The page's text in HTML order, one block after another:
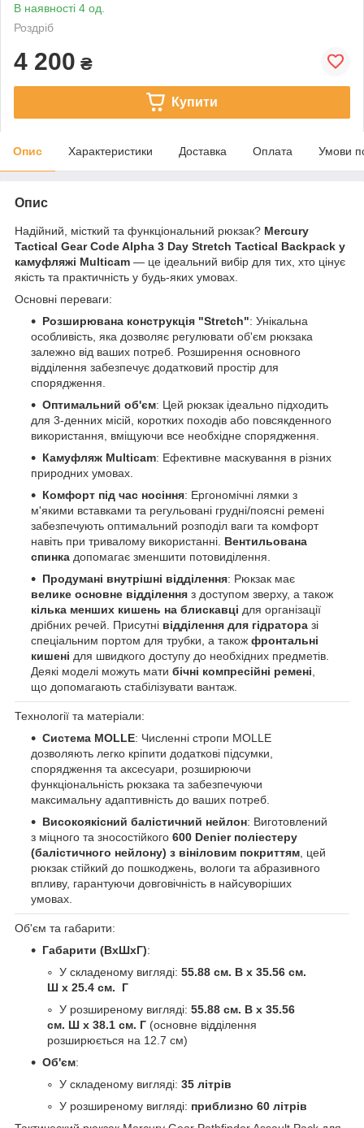
В наявності 4 од.
Роздріб
4 200 ₴
Купити
Опис Характеристики Доставка Оплата Умови
Опис
Надійний, місткий та функціональний рюкзак? Mercury
Tactical Gear Code Alpha 3 Day Stretch Tactical Backpack у
камуфляжі Multicam — це ідеальний вибір для тих, хто цінує
якість та практичність у будь-яких умовах.
Основні переваги:
Розширювана конструкція "Stretch": Унікальна
особливість, яка дозволяє регулювати об'єм рюкзака
залежно від ваших потреб. Розширення основного
відділення забезпечує додатковий простір для
спорядження.
Оптимальний об'єм: Цей рюкзак ідеально підходить
для 3-денних місій, коротких походів або повсякденного
використання, вміщуючи все необхідне спорядження.
Камуфляж Multicam: Ефективне маскування в різних
природних умовах.
Комфорт під час носіння: Ергономічні лямки з
м'якими вставками та регульовані грудні/поясні ремені
забезпечують оптимальний розподіл ваги та комфорт
навіть при тривалому використанні. Вентильована
спинка допомагає зменшити потовиділення.
Продумані внутрішні відділення: Рюкзак має
велике основне відділення з доступом зверху, а також
кілька менших кишень на блискавці для організації
дрібних речей. Присутні відділення для гідратора зі
спеціальним портом для трубки, а також фронтальні
кишені для швидкого доступу до необхідних предметів.
Деякі моделі можуть мати бічні компресійні ремені
що допомагають стабілізувати вантаж.
Технології та матеріали:
Система MOLLE: Численні стропи MOLLE
дозволяють легко кріпити додаткові підсумки,
спорядження та аксесуари, розширюючи
функціональність рюкзака та забезпечуючи
максимальну адаптивність до ваших потреб.
Високоякісний балістичний нейлон: Виготовлений
з міцного та зносостійкого 600 Denier поліестеру
(балістичного нейлону) з вініловим покриттям , цей
рюкзак стійкий до пошкоджень, вологи та абразивного
впливу, гарантуючи довговічність в найсуворіших
умовах.
Об'єм та габарити:
Габарити (ВхШхГ):
У складеному вигляді: 55.88 см. В x 35.56 см.
Ш x 25.4 см. Г
У розширеному вигляді: 55.88 см. В x 35.56
см. Ш x 38.1 см. Г (основне відділення
розширюється на 12.7 см)
Об'єм:
У складеному вигляді: 35 літрів
У розширеному вигляді: приблизно 60 літрів